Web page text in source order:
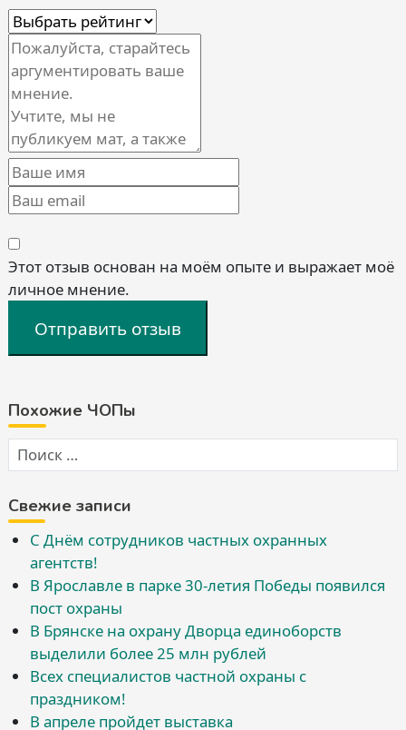
Этот отзыв основан на моём опыте и выражает моё
личное мнение.
Отправить отзыв
Похожие ЧОПы
Свежие записи
С Днём сотрудников частных охранных
агентств!
В Ярославле в парке 30-летия Победы появился
пост охраны
В Брянске на охрану Дворца единоборств
выделили более 25 млн рублей
Всех специалистов частной охраны с
праздником!
В апреле пройдет выставка